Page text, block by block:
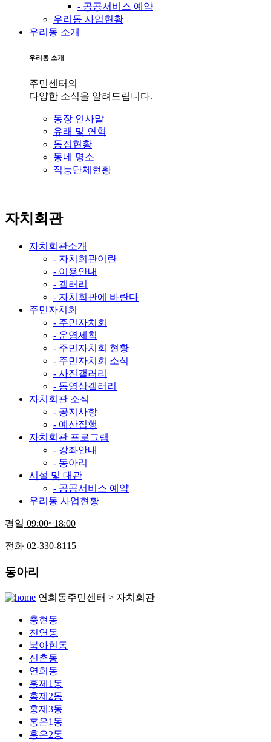
- 공공서비스 예약
우리동 사업현황
우리동 소개
우리동 소개
주민센터의
다양한 소식을 알려드립니다.
동장 인사말
유래 및 연혁
동정현황
동네 명소
직능단체현황
자치회관
자치회관소개
- 자치회관이란
- 이용안내
- 갤러리
- 자치회관에 바란다
주민자치회
- 주민자치회
- 운영세칙
- 주민자치회 현황
- 주민자치회 소식
- 사진갤러리
- 동영상갤러리
자치회관 소식
- 공지사항
- 예산집행
자치회관 프로그램
- 강좌안내
- 동아리
시설 및 대관
- 공공서비스 예약
우리동 사업현황
평일 09:00~18:00
전화 02-330-8115
동아리
연희동주민센터 > 자치회관
충현동
천연동
북아현동
신촌동
연희동
홍제1동
홍제2동
홍제3동
홍은1동
홍은2동